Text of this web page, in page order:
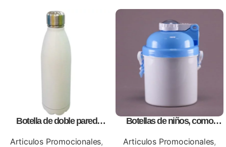
Botella de doble pared
promocionales
Articulos Promocionales,
Botellas de niños, como
Articulos Promocionales,